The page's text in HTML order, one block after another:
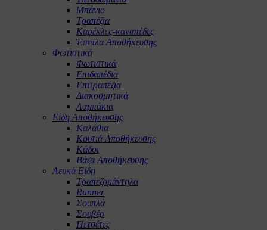
Μπάνιο
Τραπέζια
Καρέκλες-καναπέδες
Έπιπλα Αποθήκευσης
Φωτιστικά
Φωτιστικά
Επιδαπέδια
Επιτραπέζια
Διακοσμητικά
Λαμπάκια
Είδη Αποθήκευσης
Καλάθια
Κουτιά Αποθήκευσης
Κάδοι
Βάζα Αποθήκευσης
Λευκά Είδη
Τραπεζομάντηλα
Runner
Σουπλά
Σουβέρ
Πετσέτες